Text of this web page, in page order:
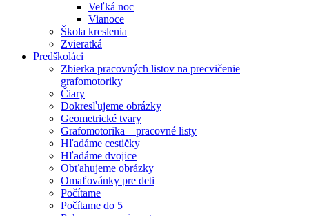
Veľká noc
Vianoce
Škola kreslenia
Zvieratká
Predškoláci
Zbierka pracovných listov na precvičenie
grafomotoriky
Čiary
Dokresľujeme obrázky
Geometrické tvary
Grafomotorika – pracovné listy
Hľadáme cestičky
Hľadáme dvojice
Obťahujeme obrázky
Omaľovánky pre deti
Počítame
Počítame do 5